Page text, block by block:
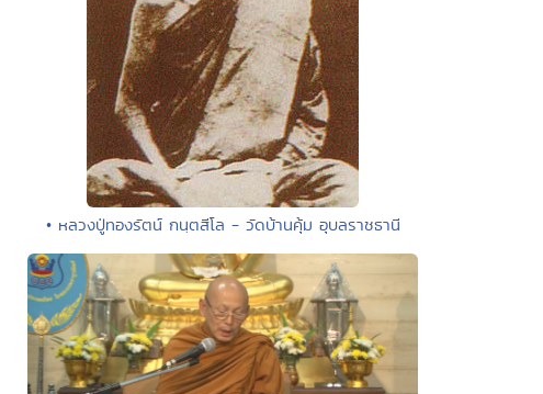
• หลวงปู่ทองรัตน์ กนฺตสีโล - วัดบ้านคุ้ม อุบลราชธานี